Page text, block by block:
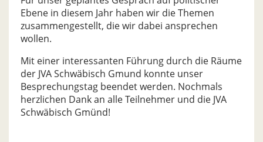
Ebene in diesem Jahr haben wir die Themen
zusammengestellt, die wir dabei ansprechen
wollen.
Mit einer interessanten Führung durch die Räume
der JVA Schwäbisch Gmund konnte unser
Besprechungstag beendet werden. Nochmals
herzlichen Dank an alle Teilnehmer und die JVA
Schwäbisch Gmünd!